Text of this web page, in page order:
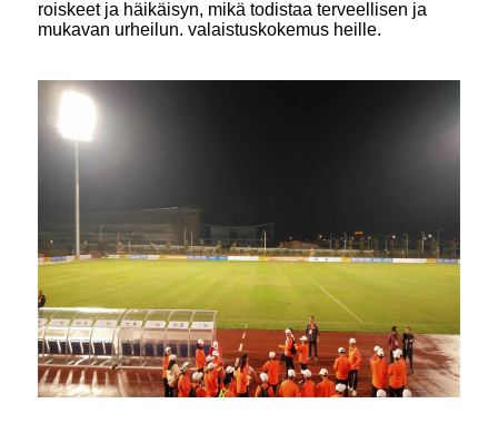
roiskeet ja häikäisyn, mikä todistaa terveellisen ja
mukavan urheilun. valaistuskokemus heille.